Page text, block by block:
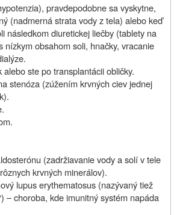
pravdepodobne sa vyskytne,
(nadmerná strata vody z tela) alebo keď
následkom diuretickej liečby (tablety na
nízkym obsahom soli, hnačky, vracanie
ste po transplantácii obličky.
stenóza (zúžením krvných ciev jednej
(zadržiavanie vody a solí v tele
krvných minerálov).
lupus erythematosus (nazývaný tiež
– choroba, kde imunitný systém napáda